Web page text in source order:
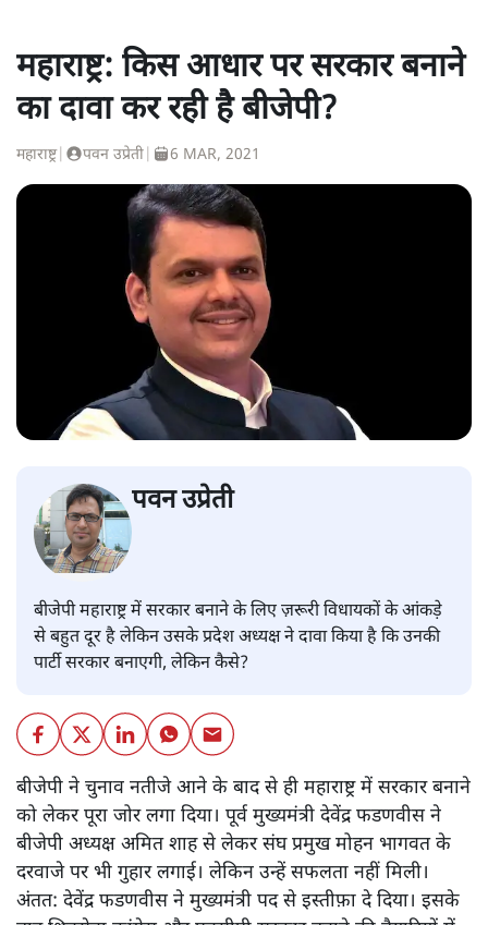
महाराष्ट्र: किस आधार पर सरकार बनाने
का दावा कर रही है बीजेपी?
महाराष्ट्र| पवन उप्रेती 6 MAR, 2021
पवन उप्रेती
बीजेपी महाराष्ट्र में सरकार बनाने के लिए ज़रूरी विधायकों के आंकड़े
से बहुत दूर है लेकिन उसके प्रदेश अध्यक्ष ने दावा किया है कि उनकी
पार्टी सरकार बनाएगी, लेकिन कैसे?
बीजेपी ने चुनाव नतीजे आने के बाद से ही महाराष्ट्र में सरकार बनाने
को लेकर पूरा जोर लगा दिया। पूर्व मुख्यमंत्री देवेंद्र फडणवीस ने
बीजेपी अध्यक्ष अमित शाह से लेकर संघ प्रमुख मोहन भागवत के
दरवाजे पर भी गुहार लगाई। लेकिन उन्हें सफलता नहीं मिली।
अंतत: देवेंद्र फडणवीस ने मुख्यमंत्री पद से इस्तीफ़ा दे दिया। इसके